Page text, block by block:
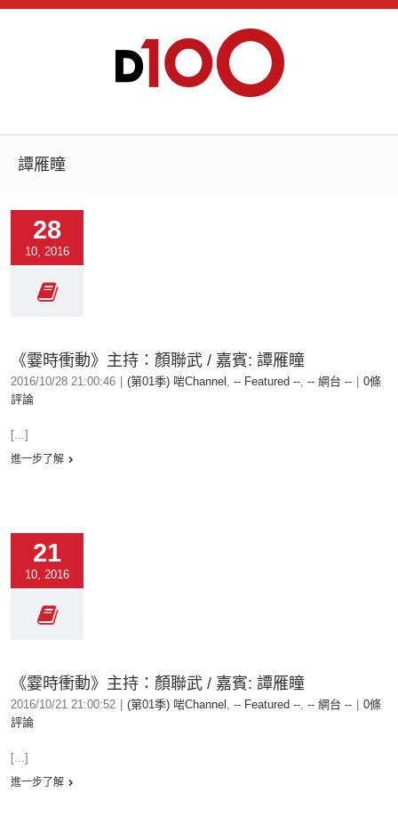
譚雁瞳
28
10, 2016
《霎時衝動》主持：顏聯武 / 嘉賓: 譚雁瞳
2016/10/28 21:00:46 (第01季) 啱Channel , -- Featured --, -- 網台 --
0條
評論
[...]
進一步了解
21
10, 2016
《霎時衝動》主持：顏聯武 / 嘉賓: 譚雁瞳
2016/10/21 21:00:52 (第01季) 啱Channel , -- Featured --, -- 網台 --
0條
評論
[...]
進一步了解